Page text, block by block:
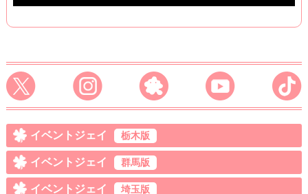
イベントジェイ 栃木版
イベントジェイ 群馬版
イベントジェイ 埼玉版